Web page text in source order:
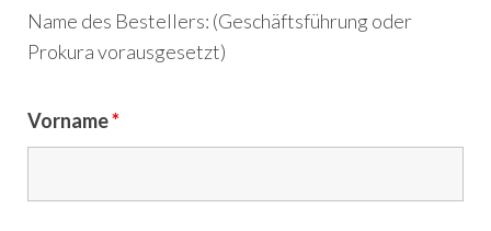
Name des Bestellers: (Geschäftsführung oder
Prokura vorausgesetzt)
Vorname*